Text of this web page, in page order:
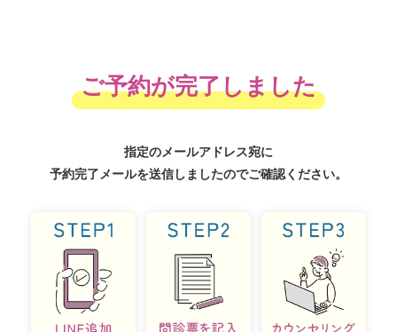
ご予約が完了しました
指定のメールアドレス宛に
予約完了メールを送信しましたのでご確認ください。